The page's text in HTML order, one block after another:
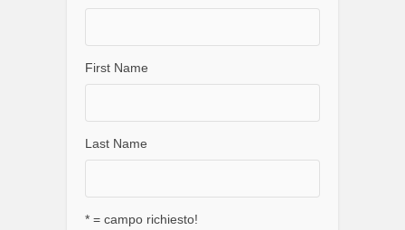
First Name
Last Name
* = campo richiesto!